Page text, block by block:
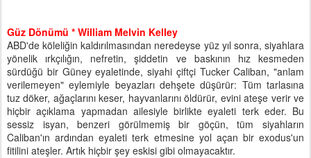
Güz Dönümü * William Melvin Kelley
ABD'de köleliğin kaldırılmasından neredeyse yüz yıl sonra, siyahlara
yönelik ırkçılığın, nefretin, şiddetin ve baskının hız kesmeden
sürdüğü bir Güney eyaletinde, siyahi çiftçi Tucker Caliban, "anlam
verilemeyen" eylemiyle beyazları dehşete düşürür: Tüm tarlasına
tuz döker, ağaçlarını keser, hayvanlarını öldürür, evini ateşe verir ve
hiçbir açıklama yapmadan ailesiyle birlikte eyaleti terk eder. Bu
sessiz isyan, benzeri görülmemiş bir göçün, tüm siyahların
Caliban'ın ardından eyaleti terk etmesine yol açan bir exodus'un
fitilini ateşler. Artık hiçbir şey eskisi gibi olmayacaktır.